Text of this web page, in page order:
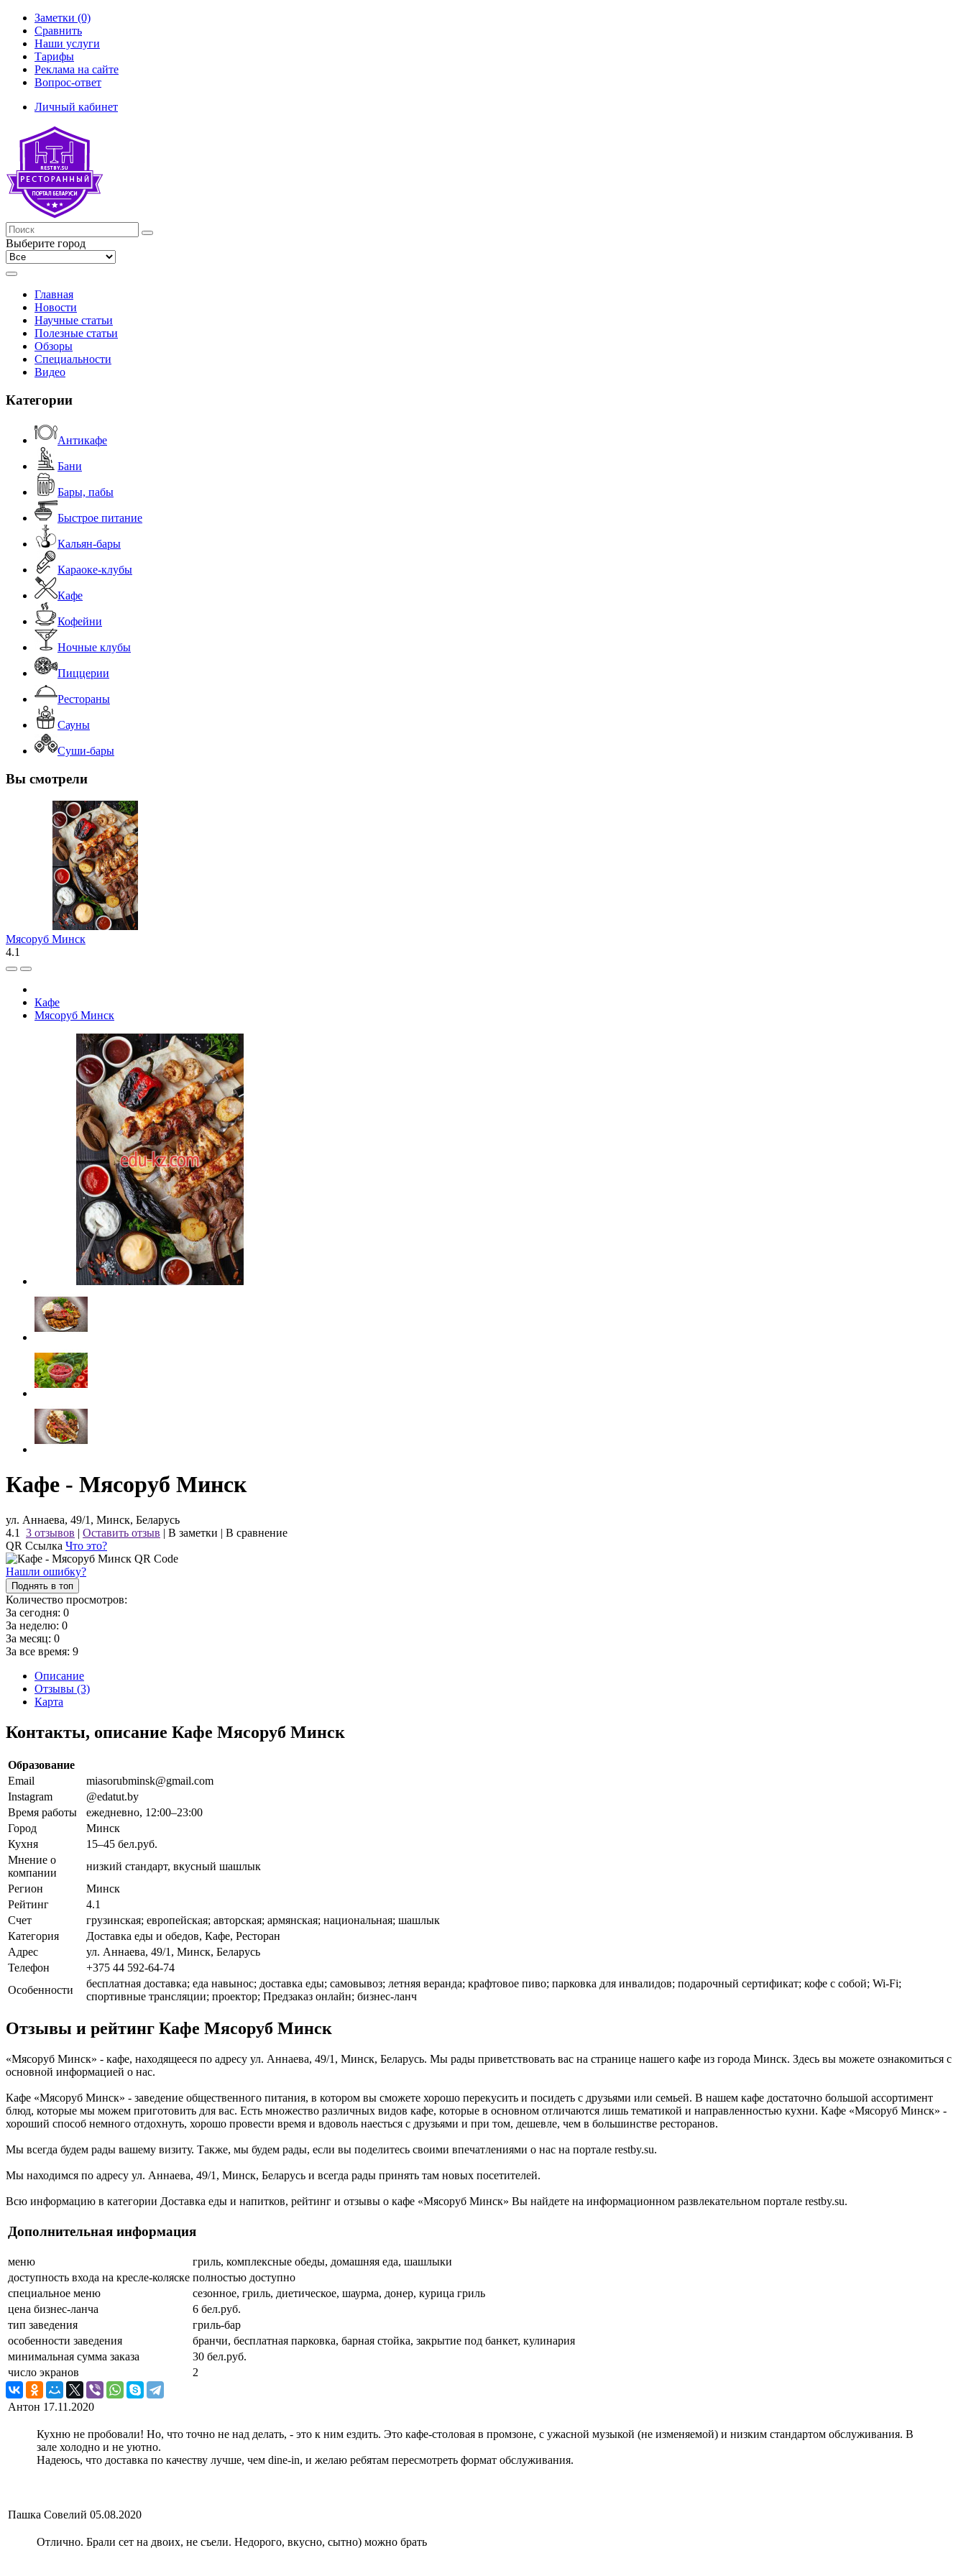
Заметки (0)
Сравнить
Наши услуги
Тарифы
Реклама на сайте
Вопрос-ответ
Личный кабинет
Выберите город
Главная
Новости
Научные статьи
Полезные статьи
Обзоры
Специальности
Видео
Категории
Антикафе
Бани
Бары, пабы
Быстрое питание
Кальян-бары
Караоке-клубы
Кафе
Кофейни
Ночные клубы
Пиццерии
Рестораны
Сауны
Суши-бары
Вы смотрели
Мясоруб Минск
4.1
Кафе
Мясоруб Минск
Кафе - Мясоруб Минск
ул. Аннаева, 49/1, Минск, Беларусь
4.1
3 отзывов | Оставить отзыв | В заметки | В сравнение
QR Ссылка Что это?
Нашли ошибку?
Поднять в топ
Количество просмотров:
За сегодня: 0
За неделю: 0
За месяц: 0
За все время: 9
Описание
Отзывы (3)
Карта
Контакты, описание Кафе Мясоруб Минск
Образование
Email
miasorubminsk@gmail.com
Instagram
@edatut.by
Время работы
ежедневно, 12:00–23:00
Город
Минск
Кухня
15–45 бел.руб.
Мнение о
компании
низкий стандарт, вкусный шашлык
Регион
Минск
Рейтинг
4.1
Счет
грузинская; европейская; авторская; армянская; национальная; шашлык
Категория
Доставка еды и обедов, Кафе, Ресторан
Адрес
ул. Аннаева, 49/1, Минск, Беларусь
Телефон
+375 44 592-64-74
Особенности
бесплатная доставка; еда навынос; доставка еды; самовывоз; летняя веранда; крафтовое пиво; парковка для инвалидов; подарочный сертификат; кофе с собой; Wi-Fi;
спортивные трансляции; проектор; Предзаказ онлайн; бизнес-ланч
Отзывы и рейтинг Кафе Мясоруб Минск
«Мясоруб Минск» - кафе, находящееся по адресу ул. Аннаева, 49/1, Минск, Беларусь. Мы рады приветствовать вас на странице нашего кафе из города Минск. Здесь вы можете ознакомиться с
основной информацией о нас.
Кафе «Мясоруб Минск» - заведение общественного питания, в котором вы сможете хорошо перекусить и посидеть с друзьями или семьей. В нашем кафе достаточно большой ассортимент
блюд, которые мы можем приготовить для вас. Есть множество различных видов кафе, которые в основном отличаются лишь тематикой и направленностью кухни. Кафе «Мясоруб Минск» -
хороший способ немного отдохнуть, хорошо провести время и вдоволь наесться с друзьями и при том, дешевле, чем в большинстве ресторанов.
Мы всегда будем рады вашему визиту. Также, мы будем рады, если вы поделитесь своими впечатлениями о нас на портале restby.su.
Мы находимся по адресу ул. Аннаева, 49/1, Минск, Беларусь и всегда рады принять там новых посетителей.
Всю информацию в категории Доставка еды и напитков, рейтинг и отзывы о кафе «Мясоруб Минск» Вы найдете на информационном развлекательном портале restby.su.
Дополнительная информация
меню
гриль, комплексные обеды, домашняя еда, шашлыки
доступность входа на кресле-коляске полностью доступно
специальное меню
сезонное, гриль, диетическое, шаурма, донер, курица гриль
цена бизнес-ланча
6 бел.руб.
тип заведения
гриль-бар
особенности заведения
бранчи, бесплатная парковка, барная стойка, закрытие под банкет, кулинария
минимальная сумма заказа
30 бел.руб.
число экранов
2
Антон 17.11.2020
Кухню не пробовали! Но, что точно не над делать, - это к ним ездить. Это кафе-столовая в промзоне, с ужасной музыкой (не изменяемой) и низким стандартом обслуживания. В
зале холодно и не уютно.
Надеюсь, что доставка по качеству лучше, чем dine-in, и желаю ребятам пересмотреть формат обслуживания.
Пашка Совелий 05.08.2020
Отлично. Брали сет на двоих, не съели. Недорого, вкусно, сытно) можно брать